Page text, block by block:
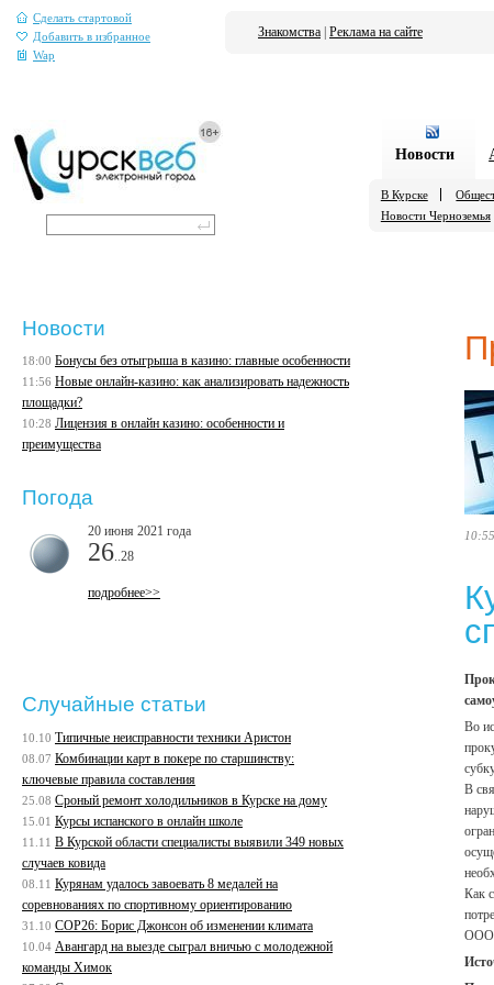
Сделать стартовой
Добавить в избранное
Wap
Знакомства Реклама на сайте
Новости
В Курске
Новости Черноземья
Во
В
Как
ООО
Новости
18:00 Бонусы без отыгрыша в казино: главные особенности
11:56 Новые онлайн-казино: как анализировать надежность
площадки?
10:28 Лицензия в онлайн казино: особенности и
преимущества
Погода
20 июня 2021 года
26 ..28
подробнее>>
Случайные статьи
10.10 Типичные неисправности техники Аристон
08.07 Комбинации карт в покере по старшинству:
ключевые правила составления
25.08 Сроный ремонт холодильников в Курске на дому
15.01 Курсы испанского в онлайн школе
11.11 В Курской области специалисты выявили 349 новых
случаев ковида
08.11 Курянам удалось завоевать 8 медалей на
соревнованиях по спортивному ориентированию
31.10 COP26: Борис Джонсон об изменении климата
10.04 Авангард на выезде сыграл вничью с молодежной
команды Химок